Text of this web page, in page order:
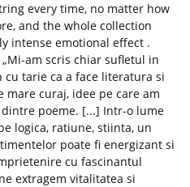
every time, no matter how
and the whole collection
intense emotional effect .
am scris chiar sufletul in
cu tarie ca a face literatura si
mare curaj, idee pe care am
poeme. [...] Intr-o lume
logica, ratiune, stiinta, un
poate fi energizant si
cu fascinantul
extragem vitalitatea si